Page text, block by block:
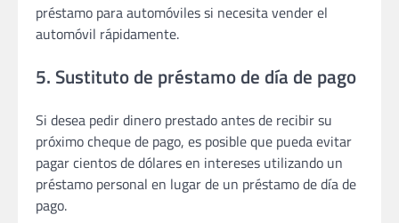
préstamo para automóviles si necesita vender el
automóvil rápidamente.
5. Sustituto de préstamo de día de pago
Si desea pedir dinero prestado antes de recibir su
próximo cheque de pago, es posible que pueda evitar
pagar cientos de dólares en intereses utilizando un
préstamo personal en lugar de un préstamo de día de
pago.